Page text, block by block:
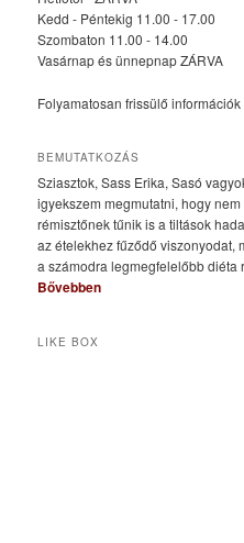
Kedd - Péntekig 11.00 - 17.00
Szombaton 11.00 - 14.00
Vasárnap és ünnepnap ZÁRVA
Folyamatosan frissülő információk
BEMUTATKOZÁS
Sziasztok, Sass Erika, Sasó
igyekszem megmutatni, hogy
rémisztőnek tűnik is a tiltások
az ételekhez fűződő viszonyodat,
a számodra legmegfelelőbb diéta
Bővebben
LIKE BOX